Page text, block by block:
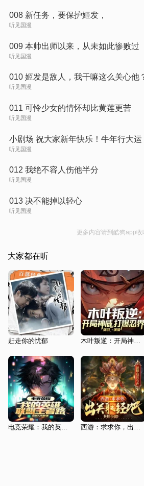
008 新任务，要保护姬发，
听见国漫
009 本帅出师以来，从未如此惨败过
听见国漫
010 姬发是敌人，我干嘛这么关心他
听见国漫
011 可怜少女的情怀却比黄莲更苦
听见国漫
小剧场 祝大家新年快乐！牛年行大运
听见国漫
012 我绝不容人伤他半分
听见国漫
013 决不能掉以轻心
听见国漫
更多内容请到酷狗app收
大家都在听
赶走你的忧郁 木叶叛逆：开局神威，打爆忍界|火影忍者|重生复仇爽文